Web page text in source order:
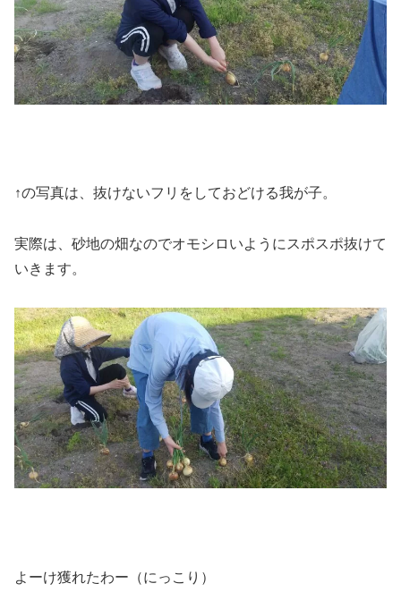
↑の写真は、抜けないフリをしておどける我が子。
実際は、砂地の畑なのでオモシロいようにスポスポ抜けて
いきます。
よーけ獲れたわー（にっこり）